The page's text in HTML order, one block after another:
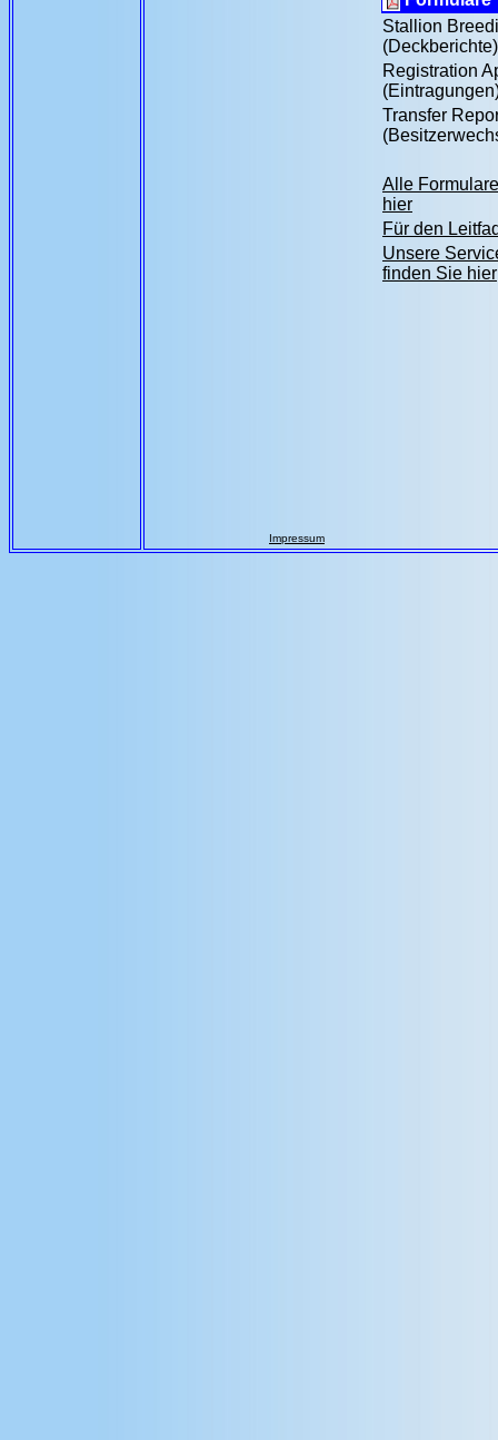
Stallion
(Deckberichte)
Registration
Transfer
Alle
hier
Für den
Unsere
finden Sie hier
Impressum